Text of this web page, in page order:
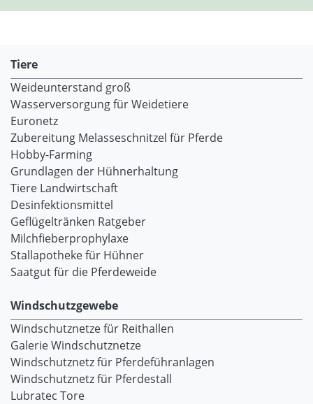
Tiere
Weideunterstand groß
Wasserversorgung für Weidetiere
Euronetz
Zubereitung Melasseschnitzel für Pferde
Hobby-Farming
Grundlagen der Hühnerhaltung
Tiere Landwirtschaft
Desinfektionsmittel
Geflügeltränken Ratgeber
Milchfieberprophylaxe
Stallapotheke für Hühner
Saatgut für die Pferdeweide
Windschutzgewebe
Windschutznetze für Reithallen
Galerie Windschutznetze
Windschutznetz für Pferdeführanlagen
Windschutznetz für Pferdestall
Lubratec Tore